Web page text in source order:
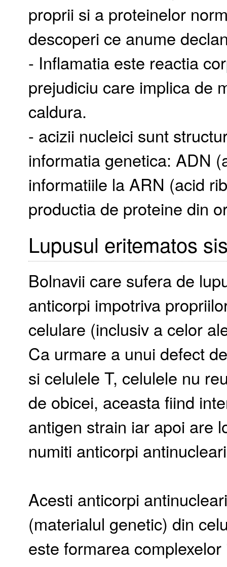
proprii si a proteinelor
descoperi ce anume
- Inflamatia este reactia
prejudiciu care implica de
caldura.
- acizii nucleici sunt
informatia genetica: ADN
informatiile la ARN (acid
productia de proteine din
Lupusul eritematos
Bolnavii care sufera de
anticorpi impotriva
celulare (inclusiv a celor
Ca urmare a unui defect
si celulele T, celulele nu
de obicei, aceasta fiind
antigen strain iar apoi are
numiti anticorpi
Acesti anticorpi
(materialul genetic) din
este formarea